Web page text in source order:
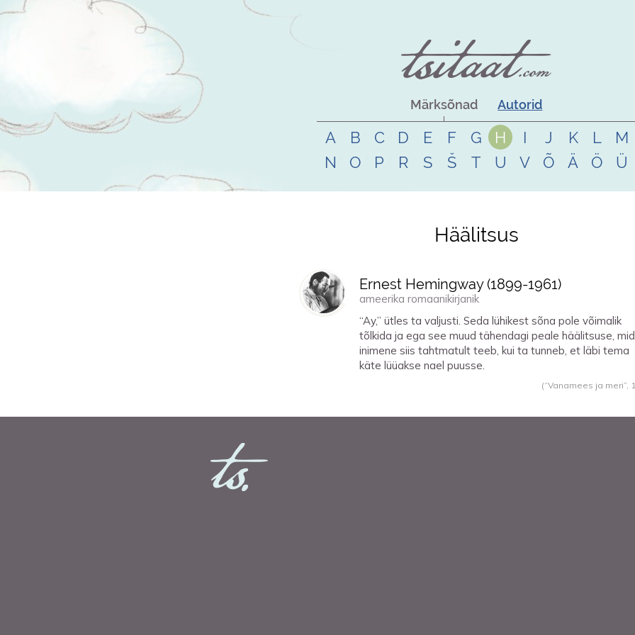
Märksõnad Autorid
A B C D E F G H I J K L
M
N
O P R S Š T U V Õ Ä Ö Ü
Häälitsus
Ernest Hemingway (1899-1961)
ameerika romaanikirjanik
“Ay,” ütles ta valjusti. Seda lühikest sõna pole võimalik
tõlkida ja ega see muud tähendagi peale häälitsuse,
inimene siis tahtmatult teeb, kui ta tunneb, et läbi tema
käte lüüakse nael puusse.
(“Vanamees ja meri”,